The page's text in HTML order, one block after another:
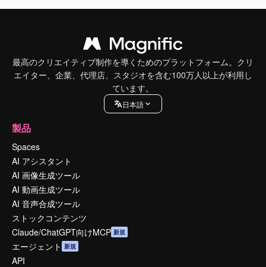
最高のクリエイティブ制作を導くためのプラットフォーム。クリ
エイター、企業、代理店、スタジオを含む100万人以上が利用し
ています。
日本語
製品
Spaces
AI アシスタント
AI 画像生成ツール
AI 動画生成ツール
AI 音声合成ツール
ストックコンテンツ
Claude/ChatGPT向けMCP 新規
エージェント 新規
API